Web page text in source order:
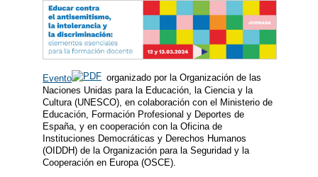
Evento
organizado por la Organización de las
Naciones Unidas para la Educación, la Ciencia y la
Cultura (UNESCO), en colaboración con el Ministerio de
Educación, Formación Profesional y Deportes de
España, y en cooperación con la Oficina de
Instituciones Democráticas y Derechos Humanos
(OIDDH) de la Organización para la Seguridad y la
Cooperación en Europa (OSCE).